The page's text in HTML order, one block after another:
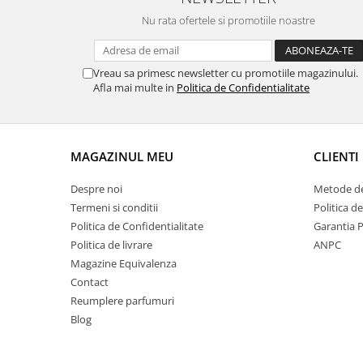
Nu rata ofertele si promotiile noastre
Vreau sa primesc newsletter cu promotiile magazinului.
Afla mai multe in Politica de Confidentialitate
MAGAZINUL MEU
Despre noi
Termeni si conditii
Politica de Confidentialitate
Politica de livrare
Magazine Equivalenza
Contact
Reumplere parfumuri
Blog
CLIENTI
Metode
Politica
Garantia
ANPC